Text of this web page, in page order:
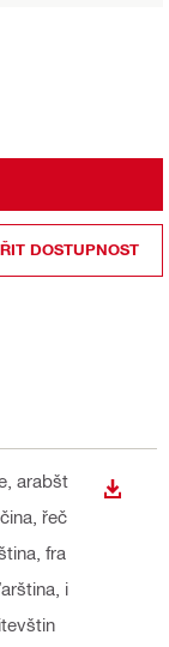
DOSTUPNOST
, arabšt
řeč
fra
i